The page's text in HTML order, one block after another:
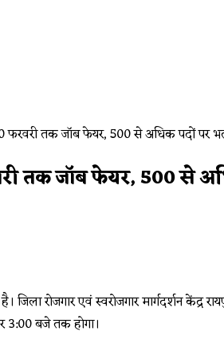
तक जॉब फेयर, 500 से
जिला रोजगार एवं स्वरोजगार मार्गदर्शन
3:00 बजे तक होगा।